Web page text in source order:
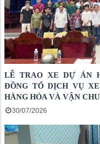
LỄ TRAO XE DỰ ÁN
ĐỒNG TỔ DỊCH VỤ
HÀNG HÓA VÀ VẬN
30/07/2026